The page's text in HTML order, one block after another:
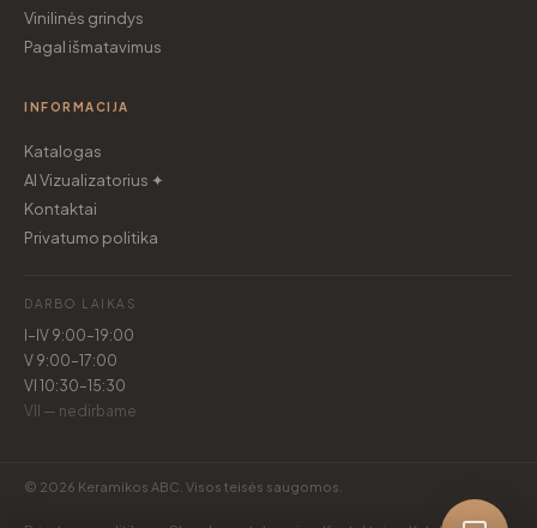
Vinilinės grindys
Pagal išmatavimus
INFORMACIJA
Katalogas
AI Vizualizatorius ✦
Kontaktai
Privatumo politika
DARBO LAIKAS
I–IV 9:00–19:00
V 9:00–17:00
VI 10:30–15:30
VII — nedirbame
© 2026 Keramikos ABC. Visos teisės saugomos.